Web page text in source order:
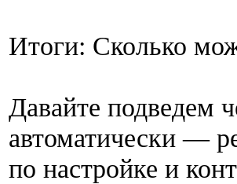
Итоги: Сколько
Давайте подведем
автоматически —
по настройке и